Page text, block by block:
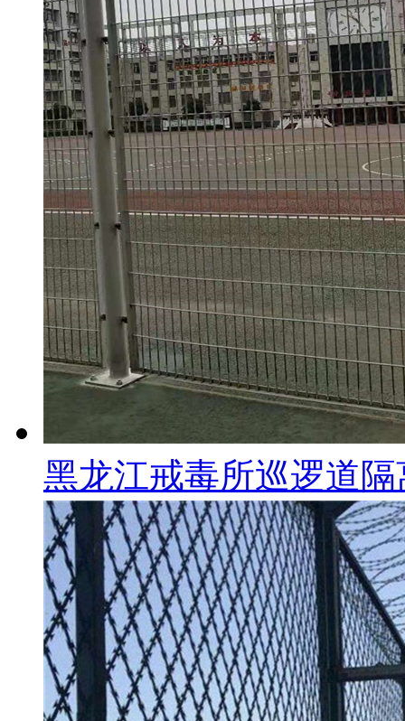
黑龙江戒毒所巡逻道隔